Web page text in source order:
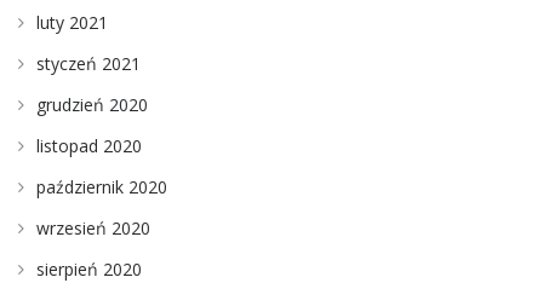
luty 2021
styczeń 2021
grudzień 2020
listopad 2020
październik 2020
wrzesień 2020
sierpień 2020